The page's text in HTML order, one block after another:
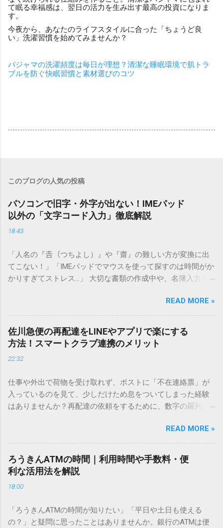
て眠る幸福感は、翌日の活力を生み出す最高の投資になりま
す。
今夜から、あなたのライフスタイルに合った「ちょうど良
い」洗濯習慣を始めてみませんか？
パジャマの洗濯頻度は毎日が理想？清潔な睡眠環境で肌トラ
ブルを防ぐ快眠習慣と素材選びのコツ
このブログの人気の投稿
パソコンで旧字・外字が出ない！IMEパッド
以外の「文字コード入力」徹底解説
18:43
「人名の『𠮷（つちよし）』や『齋』の難しい方が変換に出
てこない！」「IMEパッドでマウスを使って探すのは時間がか
かりすぎてストレス…」 大切な書類の作成中や、名簿入力を
てしまいますよね。多くの人が「IMEパッド（手書き入力）」
を使いますが、実はマウスで一画ずつ書くのは非効率です
し、似た漢字が多すぎて結局見つからないことも少なくあり
ません。 そこで今回は、IMEパッドを使わずに、特定のコー
ドを打ち込むだけで一瞬で旧字や外字、特殊記号を呼び出す
「文字コード入力」のテクニックを詳しく解説します。 この
必要はありません。 1. なぜ「変換」しても旧字・外字が出て
こないのか？ そもそも、なぜ普通の変換で出てこない漢字が
あるのでしょうか。その理由は、パソコンが文字を認識する
は、JIS規格（日本産業規格）によって「第1水準」「第2水
準」といった形で整理されています。しかし、人名や地名に
使われる非常に古い漢字（旧字）や、特定の組織だけで作ら
れた「外字」は、この一般的な変換リストに含まれていない
ン上のすべての文字には、いわば「住所」のような番号が割
り振られています。変換候補に出ない文字でも、この住所
READ MORE »
佐川急便の再配達をLINEやアプリで楽にする
方法！スマートクラブ連携のメリット
22:32
仕事や外出で荷物を受け取れず、ポストに「不在連絡票」が
入っているのを見て、少しだけため息をついてしまった経験
はありませんか？再配達の依頼をするために、数字の羅列を
ことに申し訳なさを感じたりすることもあるかもしれませ
ん。 「もっとスムーズに、自分のタイミングで受け取りた
い」 「わざわざ電話をかけずに、スマホ一つで完結させた
い」 そんな願いを叶えてくれるのが、佐川急便の会員制サー
ビス「スマートクラブ」と、LINEや公式アプリの連携です。
これらを活用するだけで、再配達のストレスは驚くほど軽く
受け取り術と、連携による具体的なメリットを徹底解説しま
す。 佐川急便の再配達が劇的に変わる「スマートクラブ」と
READ MORE »
ろうきんATMの時間｜利用時間や手数料・便
利な活用法を解説
18:00
「ろうきんATMの時間が知りたい」「平日や土日も使える
の？」と疑問に思ったことはありませんか。銀行のATMは便